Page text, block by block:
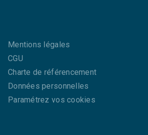
Mentions légales
CGU
Charte de référencement
Données personnelles
Paramétrez vos cookies